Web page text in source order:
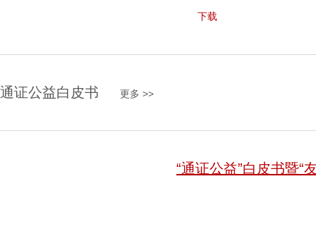
下载
通证公益白皮书 更多 >>
“通证公益”白皮书暨“